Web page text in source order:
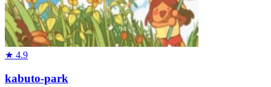
★ 4.9
kabuto-park